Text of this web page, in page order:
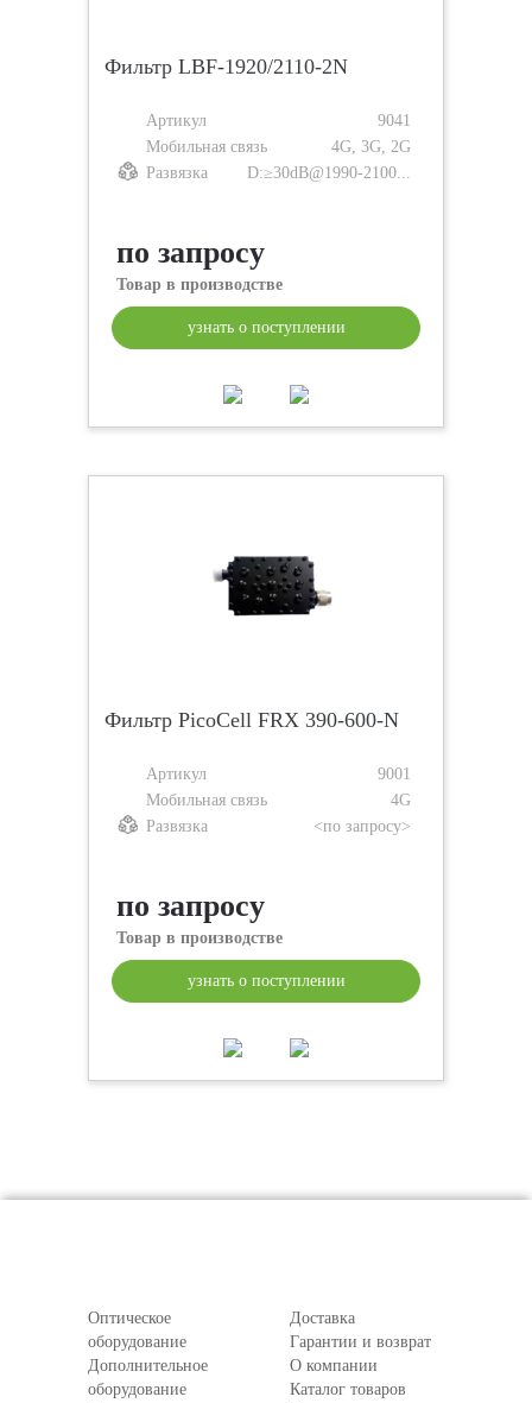
Фильтр LBF-1920/2110-2N
Артикул
9041
Мобильная связь
4G, 3G, 2G
Развязка
D:≥30dB@1990-2100...
по запросу
Товар в производстве
узнать о поступлении
Фильтр PicoCell FRX 390-600-N
Артикул
9001
Мобильная связь
4G
Развязка
<по запросу>
по запросу
Товар в производстве
узнать о поступлении
Оптическое
оборудование
Дополнительное
оборудование
Доставка
Гарантии и возврат
О компании
Каталог товаров